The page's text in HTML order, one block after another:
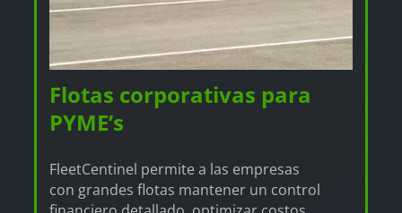
Flotas corporativas para
PYME’s
FleetCentinel permite a las empresas
con grandes flotas mantener un control